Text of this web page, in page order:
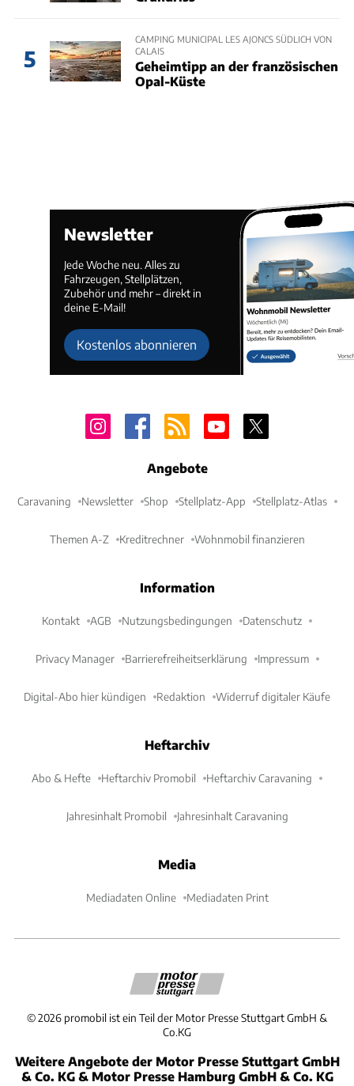
5
CAMPING MUNICIPAL LES AJONCS SÜDLICH VON
CALAIS
Geheimtipp an der französischen
Opal-Küste
Newsletter
Jede Woche neu. Alles zu
Fahrzeugen, Stellplätzen,
Zubehör und mehr – direkt in
deine E-Mail!
Kostenlos abonnieren
Angebote
Caravaning Newsletter Shop Stellplatz-App Stellplatz-Atlas
Themen A-Z Kreditrechner Wohnmobil finanzieren
Information
Kontakt AGB Nutzungsbedingungen Datenschutz
Privacy Manager Barrierefreiheitserklärung Impressum
Digital-Abo hier kündigen Redaktion Widerruf digitaler Käufe
Heftarchiv
Abo & Hefte Heftarchiv Promobil Heftarchiv Caravaning
Jahresinhalt Promobil Jahresinhalt Caravaning
Media
Mediadaten Online Mediadaten Print
©2026 promobil ist ein Teil der Motor Presse Stuttgart GmbH &
Co.KG
Weitere Angebote der Motor Presse Stuttgart GmbH
& Co. KG & Motor Presse Hamburg GmbH & Co. KG